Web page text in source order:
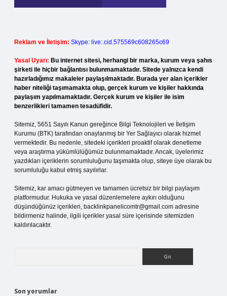
Reklam ve İletişim: Skype: live:.cid.575569c608265c69
Yasal Uyarı: Bu internet sitesi, herhangi bir marka, kurum veya şahıs
şirketi ile hiçbir bağlantısı bulunmamaktadır. Sitede yalnızca kendi
hazırladığımız makaleler paylaşılmaktadır. Burada yer alan içerikler
haber niteliği taşımamakta olup, gerçek kurum ve kişiler hakkında
paylaşım yapılmamaktadır. Gerçek kurum ve kişiler ile isim
benzerlikleri tamamen tesadüfidir.
Sitemiz, 5651 Sayılı Kanun gereğince Bilgi Teknolojileri ve İletişim
Kurumu (BTK) tarafından onaylanmış bir Yer Sağlayıcı olarak hizmet
vermektedir. Bu nedenle, sitedeki içerikleri proaktif olarak denetleme
veya araştırma yükümlülüğümüz bulunmamaktadır. Ancak, üyelerimiz
yazdıkları içeriklerin sorumluluğunu taşımakta olup, siteye üye olarak bu
sorumluluğu kabul etmiş sayılırlar.
Sitemiz, kar amacı gütmeyen ve tamamen ücretsiz bir bilgi paylaşım
platformudur. Hukuka ve yasal düzenlemelere aykırı olduğunu
düşündüğünüz içerikleri, backlinkpanelicomtr@gmail.com adresine
bildirmeniz halinde, ilgili içerikler yasal süre içerisinde sitemizden
kaldırılacaktır.
Son yorumlar